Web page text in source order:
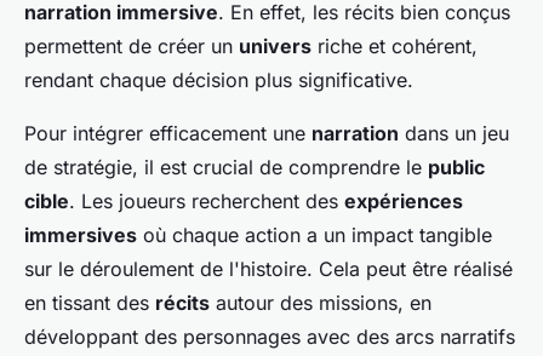
narration immersive. En effet, les récits bien conçus
permettent de créer un univers riche et cohérent,
rendant chaque décision plus significative.
Pour intégrer efficacement une narration dans un jeu
de stratégie, il est crucial de comprendre le public
cible. Les joueurs recherchent des expériences
immersives où chaque action a un impact tangible
sur le déroulement de l'histoire. Cela peut être réalisé
en tissant des récits autour des missions, en
développant des personnages avec des arcs narratifs